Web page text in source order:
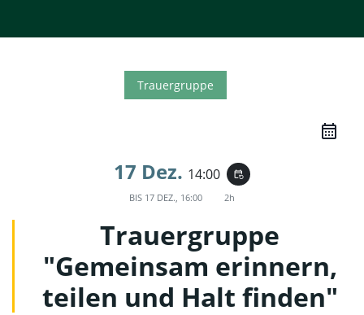
Trauergruppe
17 Dez. 14:00 event_repeat
BIS 17 DEZ., 16:00 2h
Trauergruppe
"Gemeinsam erinnern,
teilen und Halt finden"